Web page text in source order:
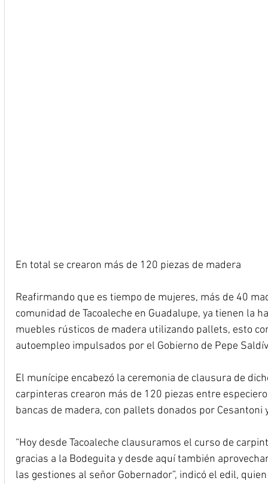
En total se crearon más de 120 piezas de madera
Reafirmando que es tiempo de mujeres, más de 40
comunidad de Tacoaleche en Guadalupe, ya tienen la
muebles rústicos de madera utilizando pallets, esto
autoempleo impulsados por el Gobierno de Pepe
El munícipe encabezó la ceremonia de clausura de
carpinteras crearon más de 120 piezas entre
bancas de madera, con pallets donados por Cesantoni
“Hoy desde Tacoaleche clausuramos el curso de
gracias a la Bodeguita y desde aquí también
las gestiones al señor Gobernador”, indicó el edil,